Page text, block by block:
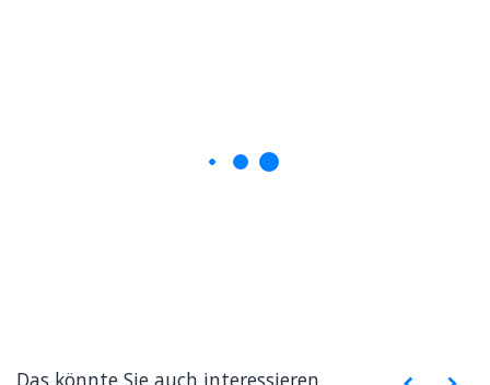
Das könnte Sie auch interessieren